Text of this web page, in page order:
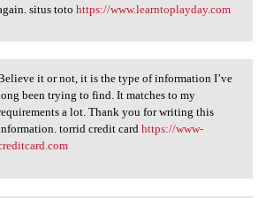
situs toto https://www.learntoplayday.com
it or not, it is the
it or not, it is the type of information I’ve
been trying to find. It matches to my
a lot. Thank you for writing this
torrid credit card https://www-